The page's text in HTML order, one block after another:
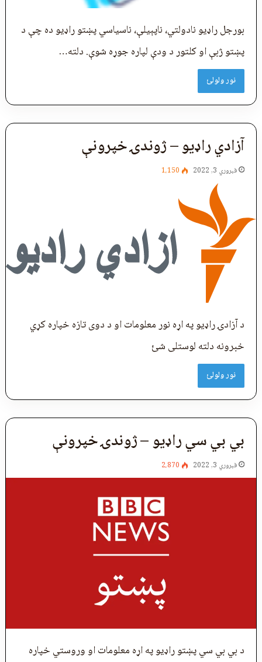
بورجل راډیو نادولتي، ناپېيلې، ناسیاسي پښتو راډیو ده چې د
پښتو ژبې او کلتور د ودې لپاره جوړه شوې. دلته…
نور ولولئ
آزادي راډيو – ژوندۍ خپرونې
فبروري 3, 2022 1،150
د آزادۍ راډيو په اړه نور معلومات او د دوی تازه خپاره کړي
خبرونه دلته لوستلی شئ
نور ولولئ
بي بي سي راډیو – ژوندۍ خپرونې
فبروري 3, 2022 2،870
د بي بي سي پښتو راډيو په اړه معلومات او وروستي خپاره